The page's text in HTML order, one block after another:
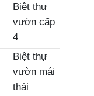
Biệt thự
vườn cấp
4
Biệt thự
vườn mái
thái